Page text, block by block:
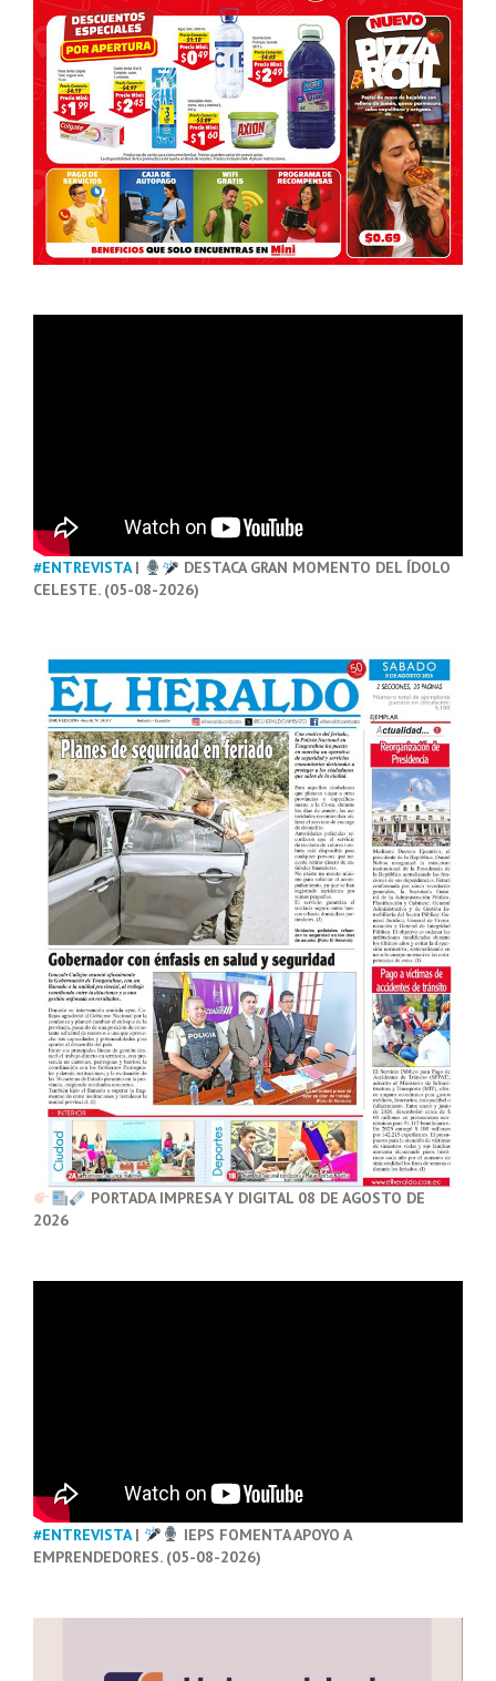
#ENTREVISTA|
DESTACA GRAN MOMENTO DEL ÍDOLO
CELESTE. (05-08-2026)
PORTADA IMPRESA Y DIGITAL 08 DE AGOSTO DE
2026
#ENTREVISTA|
IEPS FOMENTA APOYO A
EMPRENDEDORES. (05-08-2026)